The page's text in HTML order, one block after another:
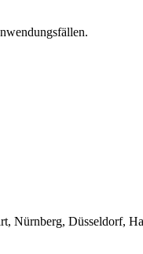
Nürnberg, Düsseldorf,